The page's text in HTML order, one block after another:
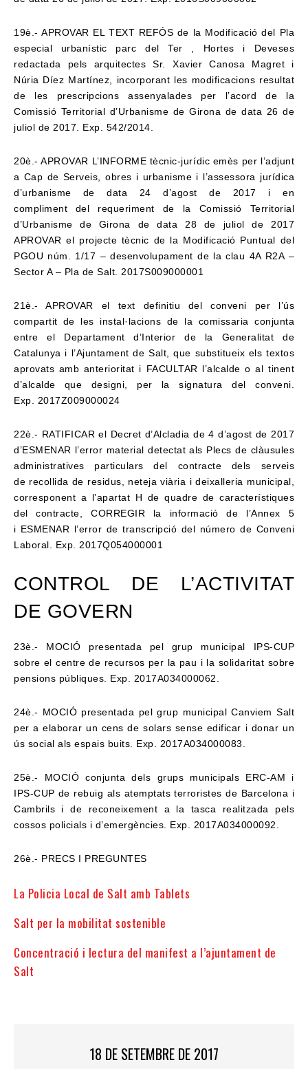
19è.- APROVAR EL TEXT REFÓS de la Modificació del Pla
especial urbanístic parc delTer , Hortes i Deveses
redactada pels arquitectes Sr. Xavier Canosa Magret i
Núria Díez Martínez, incorporant les modificacions resultat
de les prescripcions assenyalades per l’acord de la
Comissió Territorial d’Urbanisme de Girona de data 26 de
juliol de 2017. Exp. 542/2014.
20è.- APROVAR L’INFORME tècnic-jurídic emès per l’adjunt
a Cap de Serveis, obres i urbanisme i l’assessora jurídica
d’urbanisme de data 24 d’agost de 2017 i en
compliment del requeriment de la Comissió Territorial
d’Urbanisme de Girona de data 28 de juliol de 2017
APROVAR el projecte tècnic de la Modificació Puntual del
PGOU núm. 1/17 –desenvolupament de la clau 4A R2A –
Sector A – Pla de Salt. 2017S009000001
21è.- APROVAR el text definitiu del conveni per l’ús
compartit de les instal·lacions de la comissaria conjunta
entre el Departament d’Interior de la Generalitat de
Catalunya i l’Ajuntament de Salt, que substitueix els textos
aprovats amb anterioritat i FACULTAR l’alcalde o al tinent
d’alcalde que designi, per la signatura del conveni.
Exp. 2017Z009000024
22è.- RATIFICAR el Decret d’Alcladia de 4 d’agost de 2017
d’ESMENAR l’error materialdetectat als Plecs de clàusules
administratives particulars del contracte dels serveis
de recollida de residus, neteja viària i deixalleria municipal,
corresponent a l’apartat H de quadre de característiques
del contracte, CORREGIR la informació de l’Annex 5
i ESMENAR l’error de transcripció del número de Conveni
Laboral. Exp. 2017Q054000001
CONTROL DE L’ACTIVITAT
DE GOVERN
23è.- MOCIÓ presentada pel grup municipal IPS-CUP
sobre el centre de recursos per la pau i la solidaritat sobre
pensions públiques. Exp. 2017A034000062.
24è.- MOCIÓ presentada pel grup municipal Canviem Salt
per a elaborar un cens de solars sense edificar i donar un
ús social als espais buits. Exp. 2017A034000083.
25è.- MOCIÓ conjunta dels grups municipals ERC-AM i
IPS-CUP de rebuig als atemptatsterroristes de Barcelona i
Cambrils i de reconeixement a la tasca realitzada pels
cossos policials i d’emergències. Exp. 2017A034000092.
26è.- PRECS I PREGUNTES
La Policia Local de Salt amb Tablets
Salt per la mobilitat sostenible
Concentració i lectura del manifest a l’ajuntament de
Salt
18 DE SETEMBRE DE 2017